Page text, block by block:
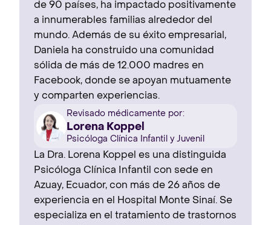
de 90 países, ha impactado positivamente
a innumerables familias alrededor del
mundo. Además de su éxito empresarial,
Daniela ha construido una comunidad
sólida de más de 12.000 madres en
Facebook, donde se apoyan mutuamente
y comparten experiencias.
Revisado médicamente por:
Lorena Koppel
Psicóloga Clínica Infantil y Juvenil
La Dra. Lorena Koppel es una distinguida
Psicóloga Clínica Infantil con sede en
Azuay, Ecuador, con más de 26 años de
experiencia en el Hospital Monte Sinaí. Se
especializa en el tratamiento de trastornos